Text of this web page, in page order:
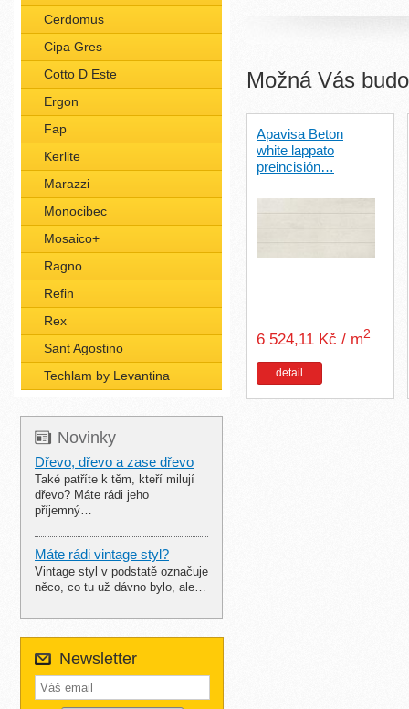
Cerdomus
Cipa Gres
Cotto D Este
Ergon
Fap
Kerlite
Marazzi
Monocibec
Mosaico+
Ragno
Refin
Rex
Sant Agostino
Techlam by Levantina
Novinky
Dřevo, dřevo a zase dřevo
Také patříte k těm, kteří milují
dřevo? Máte rádi jeho
příjemný…
Máte rádi vintage styl?
Vintage styl v podstatě označuje
něco, co tu už dávno bylo, ale…
Newsletter
Možná Vás
Apavisa Beton
white lappato
preincisión…
6 524,11 Kč / m2
detail